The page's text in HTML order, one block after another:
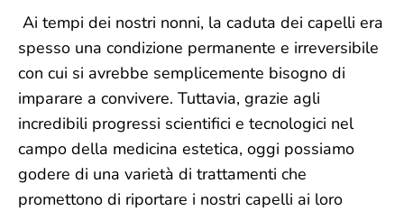
Ai tempi dei nostri nonni, la caduta dei capelli era
spesso una condizione permanente e irreversibile
con cui si avrebbe semplicemente bisogno di
imparare a convivere. Tuttavia, grazie agli
incredibili progressi scientifici e tecnologici nel
campo della medicina estetica, oggi possiamo
godere di una varietà di trattamenti che
promettono di riportare i nostri capelli ai loro